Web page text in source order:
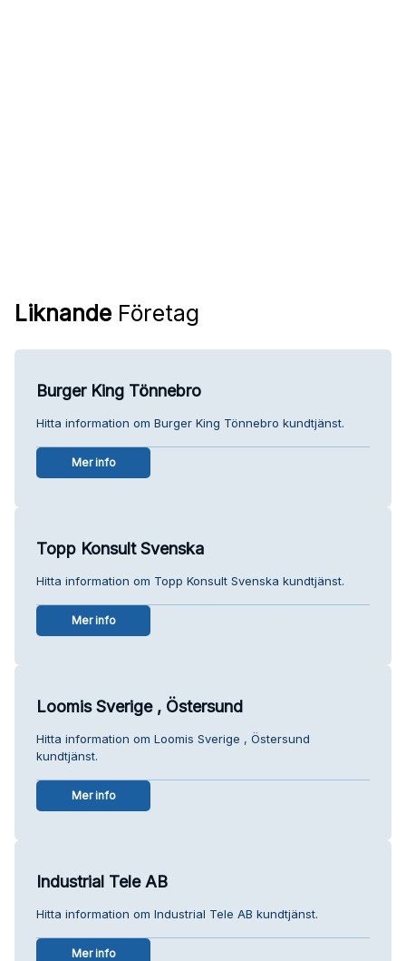
Liknande Företag
Burger King Tönnebro
Hitta information om Burger King Tönnebro kundtjänst.
Mer info
Topp Konsult Svenska
Hitta information om Topp Konsult Svenska kundtjänst.
Mer info
Loomis Sverige , Östersund
Hitta information om Loomis Sverige , Östersund
kundtjänst.
Mer info
Industrial Tele AB
Hitta information om Industrial Tele AB kundtjänst.
Mer info